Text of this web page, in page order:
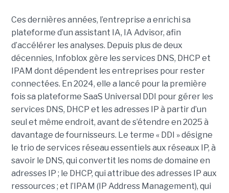
Ces dernières années, l’entreprise a enrichi sa
plateforme d’un assistant IA, IA Advisor, afin
d’accélérer les analyses. Depuis plus de deux
décennies, Infoblox gère les services DNS, DHCP et
IPAM dont dépendent les entreprises pour rester
connectées. En 2024, elle a lancé pour la première
fois sa plateforme SaaS Universal DDI pour gérer les
services DNS, DHCP et les adresses IP à partir d’un
seul et même endroit, avant de s’étendre en 2025 à
davantage de fournisseurs. Le terme « DDI » désigne
le trio de services réseau essentiels aux réseaux IP, à
savoir le DNS, qui convertit les noms de domaine en
adresses IP ; le DHCP, qui attribue des adresses IP aux
ressources ; et l’IPAM (IP Address Management), qui